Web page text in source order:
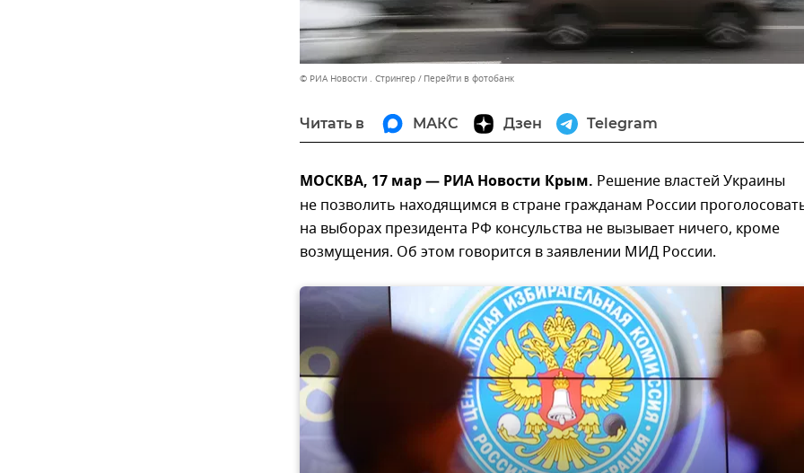
© РИА Новости . Стрингер Перейти в фотобанк
Читать в МАКС Дзен Telegram
МОСКВА, 17 мар — РИА Новости Крым. Решение властей Украины
не позволить находящимся в стране гражданам России
на выборах президента РФ консульства не вызывает ничего, кроме
возмущения. Об этом говорится в заявлении МИД России.